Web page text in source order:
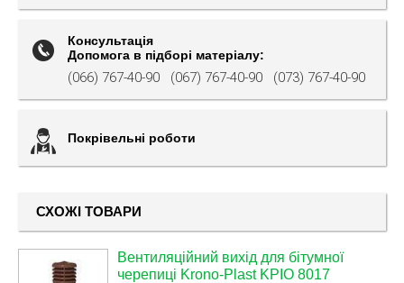
Консультація
Допомога в підборі матеріалу:
(066) 767-40-90 (067) 767-40-90 (073) 767-40-90
Покрівельні роботи
СХОЖІ ТОВАРИ
Вентиляційний вихід для бітумної
черепиці Krono-Plast KPIO 8017